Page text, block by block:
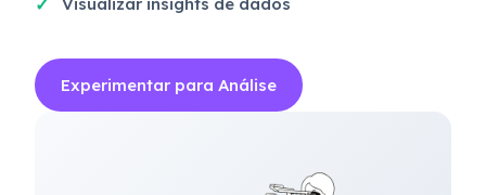
Experimentar para Análise